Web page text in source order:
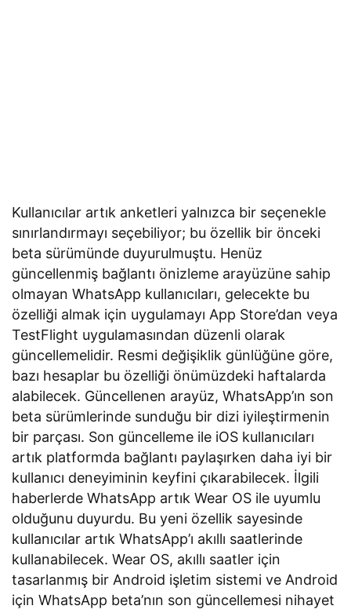
Kullanıcılar artık anketleri yalnızca bir seçenekle
sınırlandırmayı seçebiliyor; bu özellik bir önceki
beta sürümünde duyurulmuştu. Henüz
güncellenmiş bağlantı önizleme arayüzüne sahip
olmayan WhatsApp kullanıcıları, gelecekte bu
özelliği almak için uygulamayı App Store’dan veya
TestFlight uygulamasından düzenli olarak
güncellemelidir. Resmi değişiklik günlüğüne göre,
bazı hesaplar bu özelliği önümüzdeki haftalarda
alabilecek. Güncellenen arayüz, WhatsApp’ın son
beta sürümlerinde sunduğu bir dizi iyileştirmenin
bir parçası. Son güncelleme ile iOS kullanıcıları
artık platformda bağlantı paylaşırken daha iyi bir
kullanıcı deneyiminin keyfini çıkarabilecek. İlgili
haberlerde WhatsApp artık Wear OS ile uyumlu
olduğunu duyurdu. Bu yeni özellik sayesinde
kullanıcılar artık WhatsApp’ı akıllı saatlerinde
kullanabilecek. Wear OS, akıllı saatler için
tasarlanmış bir Android işletim sistemi ve Android
için WhatsApp beta’nın son güncellemesi nihayet